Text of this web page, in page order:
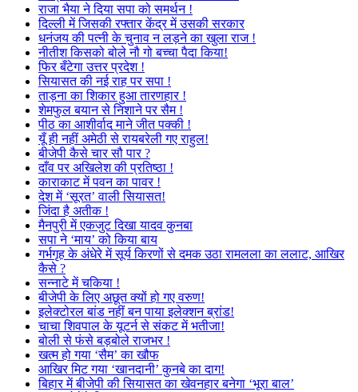
राजा भैया ने दिया सपा को समर्थन !
दिल्ली में जिसकी रफ्तार केंद्र में उसकी सरकार
धनंजय की पत्नी के चुनाव न लड़ने का खुला राज !
नीतीश किसको बोले नौ गो बच्चा पैदा किया!
फिर बँटेगा उत्तर प्रदेश !
सियासत की नई राह पर सपा !
ताड़ना का शिकार हुआ तारणहार !
शेमफुल बयान से निशाने पर सैम !
पीठ का आशीर्वाद माने जीत पक्की !
यूँ ही नहीं अमेठी से रायबरेली गए राहुल!
बीजेपी कैसे चार सौ पार ?
दाँव पर अखिलेश की प्रतिष्ठा !
काराकाट में पवन का पावर !
देश में ‘सूरत’ वाली सियासत!
जिंदा है अतीक !
मैनपुरी में एकजुट दिखा यादव कुनबा
सपा ने ‘माय’ को किया बाय
गर्भगृह के अंधेरे में सूर्य किरणों से दमक उठा रामलला का ललाट, आखिर
कैसे ?
सन्नाटे में चकिया !
बीजेपी के लिए अछूत क्यों हो गए वरुण!
इलेक्टोरल बांड नहीं बन पाया इलेक्शन ब्रांड!
चाचा शिवपाल के यूटर्न से संकट में भतीजा!
बोली से फंसे बड़बोले राजभर !
खत्म हो गया ‘सैम’ का खौफ
आखिर मिट गया ‘खानदानी’ कुनबे का दाग!
बिहार में बीजेपी की सियासत का खेवनहार बनेगा ‘भूरा बाल’